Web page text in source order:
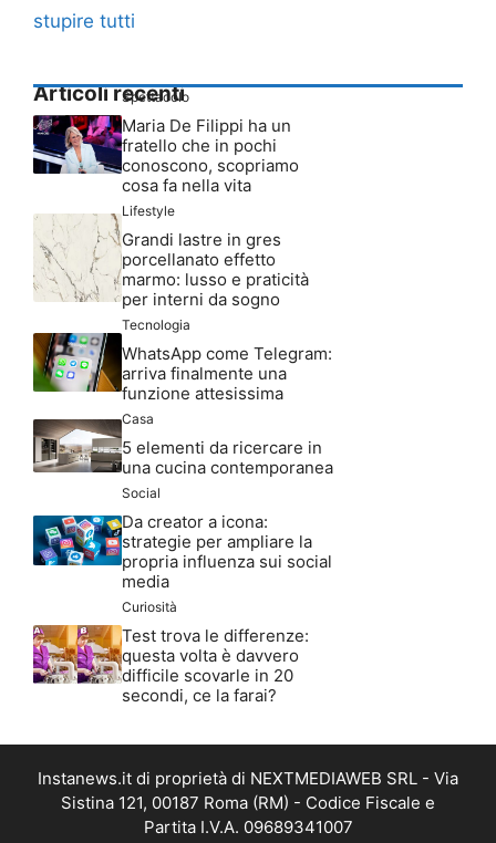
stupire tutti
Articoli recenti
Spettacolo
Maria De Filippi ha un
fratello che in pochi
conoscono, scopriamo
cosa fa nella vita
Lifestyle
Grandi lastre in gres
porcellanato effetto
marmo: lusso e praticità
per interni da sogno
Tecnologia
WhatsApp come Telegram:
arriva finalmente una
funzione attesissima
Casa
5 elementi da ricercare in
una cucina contemporanea
Social
Da creator a icona:
strategie per ampliare la
propria influenza sui social
media
Curiosità
Test trova le differenze:
questa volta è davvero
difficile scovarle in 20
secondi, ce la farai?
Instanews.it di proprietà di NEXTMEDIAWEB SRL - Via
Sistina 121, 00187 Roma (RM) - Codice Fiscale e
Partita I.V.A. 09689341007